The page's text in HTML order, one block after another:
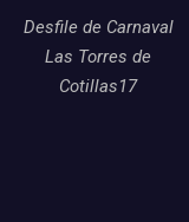
Desfile de Carnaval
Las Torres de
Cotillas17